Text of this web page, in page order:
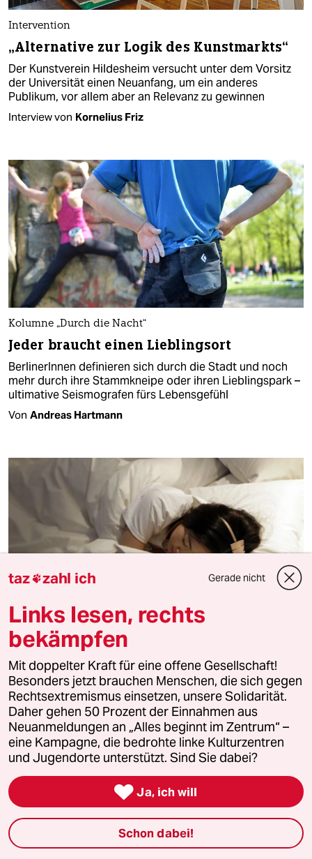
Intervention
„Alternative zur Logik des Kunstmarkts“
Der Kunstverein Hildesheim versucht unter dem Vorsitz
der Universität einen Neuanfang, um ein anderes
Publikum, vor allem aber an Relevanz zu gewinnen
Interview von Kornelius Friz
Kolumne „Durch die Nacht“
Jeder braucht einen Lieblingsort
BerlinerInnen definieren sich durch die Stadt und noch
mehr durch ihre Stammkneipe oder ihren Lieblingspark –
ultimative Seismografen fürs Lebensgefühl
Von Andreas Hartmann
Der 21. Juni ist ein besonderer Tag
Schlaf oder wandeln?
Berlin gilt seit jeher als Hauptstadt des verschnarchten
Liedes. Daher kann man sich den heutigen Tag des
Schlafes mit gutem Gewissen auf der Fête de la Musique
um die Ohren schlagen
Von Susanne Messmer
taz zahl ich Gerade nicht
Links lesen, rechts
bekämpfen
Mit doppelter Kraft für eine offene Gesellschaft!
Besonders jetzt brauchen Menschen, die sich gegen
Rechtsextremismus einsetzen, unsere Solidarität.
Daher gehen 50 Prozent der Einnahmen aus
Neuanmeldungen an „Alles beginnt im Zentrum“ –
eine Kampagne, die bedrohte linke Kulturzentren
und Jugendorte unterstützt. Sind Sie dabei?
 Ja, ich will
Schon dabei!